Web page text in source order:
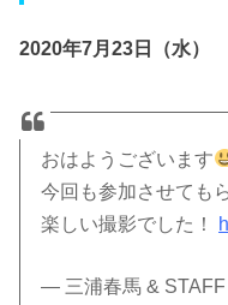
2020年7月23日（水）
おはようございます
今回も参加させても
楽しい撮影でした！
— 三浦春馬 & STAFF